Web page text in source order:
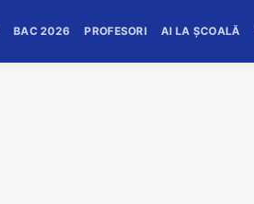
BAC 2026 PROFESORI AI LA ȘCOALĂ